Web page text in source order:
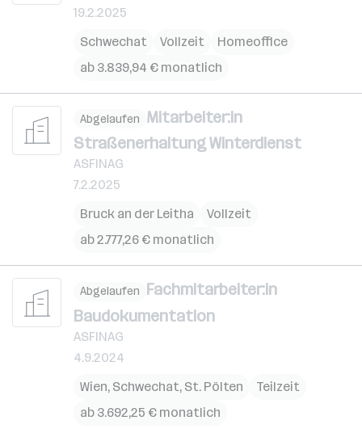
19.2.2025
Schwechat
Vollzeit
Homeoffice
ab 3.839,94 € monatlich
Abgelaufen Mitarbeiter:in
Straßenerhaltung Winterdienst
ASFINAG
7.2.2025
Bruck an der Leitha
Vollzeit
ab 2.777,26 € monatlich
Abgelaufen Fachmitarbeiter:in
Baudokumentation
ASFINAG
4.9.2024
Wien, Schwechat, St. Pölten
Teilzeit
ab 3.692,25 € monatlich